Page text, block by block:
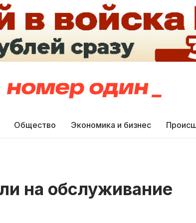
Общество Экономика и бизнес
на обслуживание